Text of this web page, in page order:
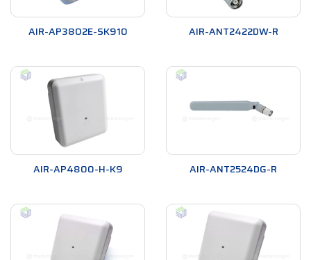
AIR-AP3802E-SK910 AIR-ANT2422DW-R
AIR-AP4800-H-K9 AIR-ANT2524DG-R